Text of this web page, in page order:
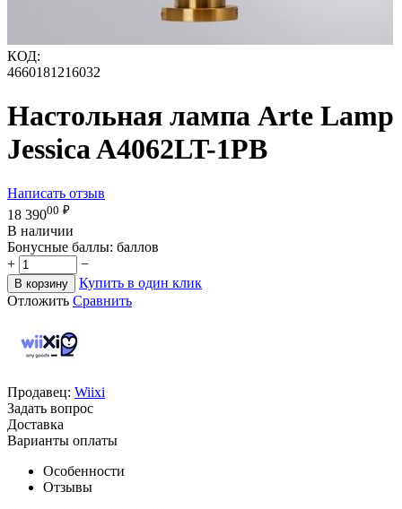
КОД:
4660181216032
Настольная лампа Arte Lamp
Jessica A4062LT-1PB
Написать отзыв
18 39000 ₽
В наличии
Бонусные баллы: баллов
+
−
В корзину
Купить в один клик
Отложить Сравнить
Продавец: Wiixi
Задать вопрос
Доставка
Варианты оплаты
Особенности
Отзывы